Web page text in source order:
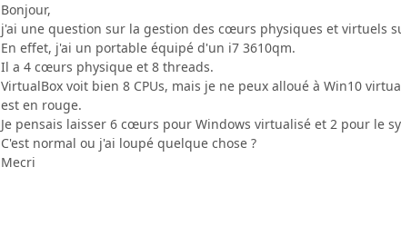
Bonjour,
j'ai une question sur la gestion des cœurs physiques et virtuels
En effet, j'ai un portable équipé d'un i7 3610qm.
Il a 4 cœurs physique et 8 threads.
VirtualBox voit bien 8 CPUs, mais je ne peux alloué à Win10
est en rouge.
Je pensais laisser 6 cœurs pour Windows virtualisé et 2 pour le
C'est normal ou j'ai loupé quelque chose ?
Mecri